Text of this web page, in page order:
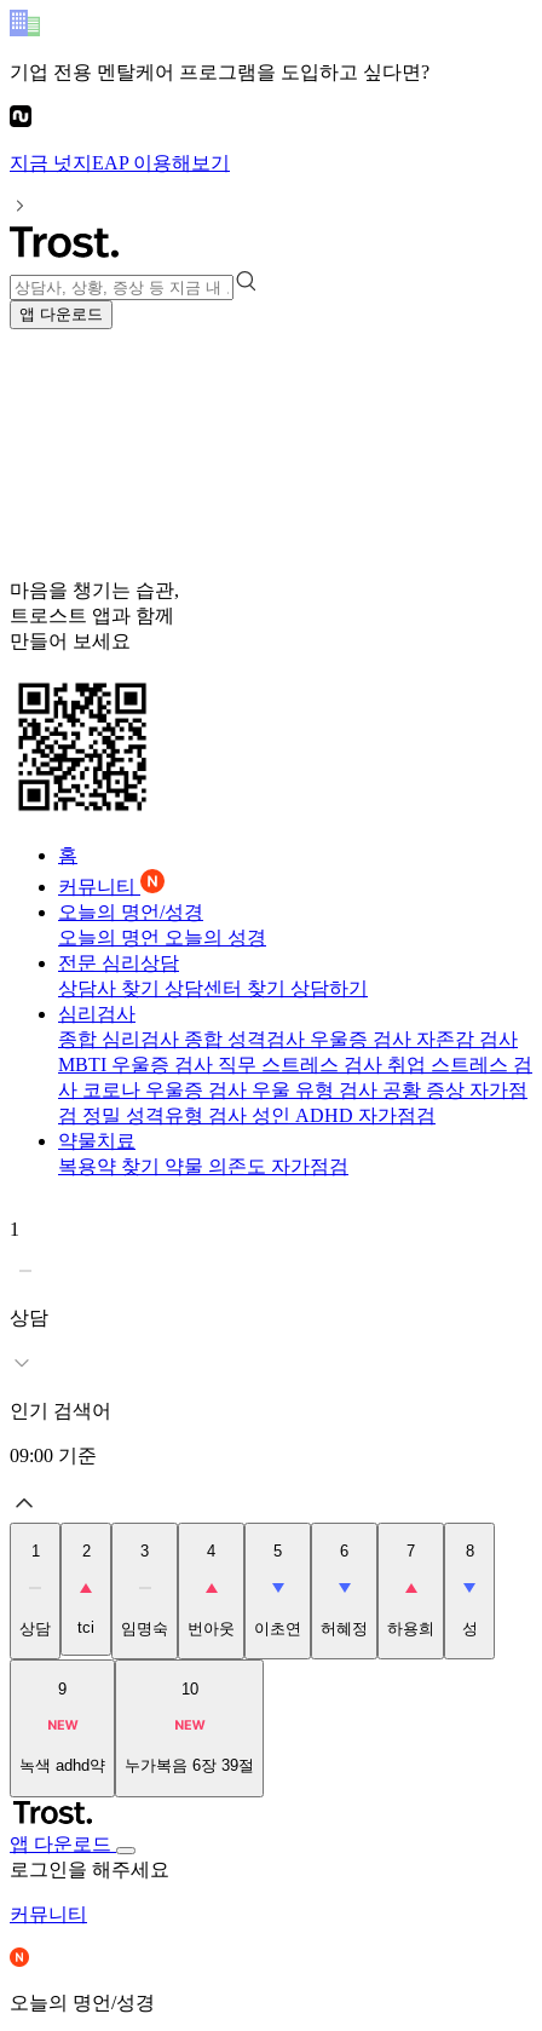
기업 전용 멘탈케어 프로그램을 도입하고 싶다면?
지금 넛지EAP이용해보기
앱 다운로드
마음을 챙기는 습관,
트로스트 앱과 함께
만들어 보세요
홈
커뮤니티
오늘의 명언/성경
오늘의 명언 오늘의 성경
전문 심리상담
상담사 찾기 상담센터 찾기 상담하기
심리검사
종합 심리검사 종합 성격검사 우울증 검사 자존감 검사
MBTI 우울증 검사 직무 스트레스 검사 취업 스트레스 검
사 코로나 우울증 검사 우울 유형 검사 공황 증상 자가점
검 정밀 성격유형 검사 성인 ADHD 자가점검
약물치료
복용약 찾기 약물 의존도 자가점검
1
상담
인기 검색어
09:00 기준
1
상담
2
tci
3
임명숙
4
번아웃
5
이초연
6
허혜정
7
하용희
8
성
9
녹색 adhd약
10
누가복음 6장 39절
앱 다운로드
로그인을 해주세요
커뮤니티
오늘의 명언/성경